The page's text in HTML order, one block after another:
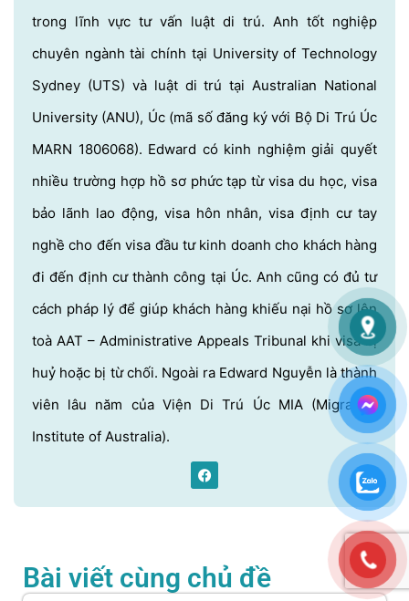
trong lĩnh vực tư vấn luật di trú. Anh tốt nghiệp
chuyên ngành tài chính tại University of Technology
Sydney (UTS) và luật di trú tại Australian National
University (ANU), Úc (mã số đăng ký với Bộ Di Trú Úc
MARN 1806068). Edward có kinh nghiệm giải quyết
nhiều trường hợp hồ sơ phức tạp từ visa du học, visa
bảo lãnh lao động, visa hôn nhân, visa định cư tay
nghề cho đến visa đầu tư kinh doanh cho khách hàng
đi đến định cư thành công tại Úc. Anh cũng có đủ tư
cách pháp lý để giúp khách hàng khiếu nại hồ sơ lên
toà AAT – Administrative Appeals Tribunal khi visa bị
huỷ hoặc bị từ chối. Ngoài ra Edward Nguyễn là thành
viên lâu năm của Viện Di Trú Úc MIA (Migration
Institute of Australia).
Bài viết cùng chủ đề